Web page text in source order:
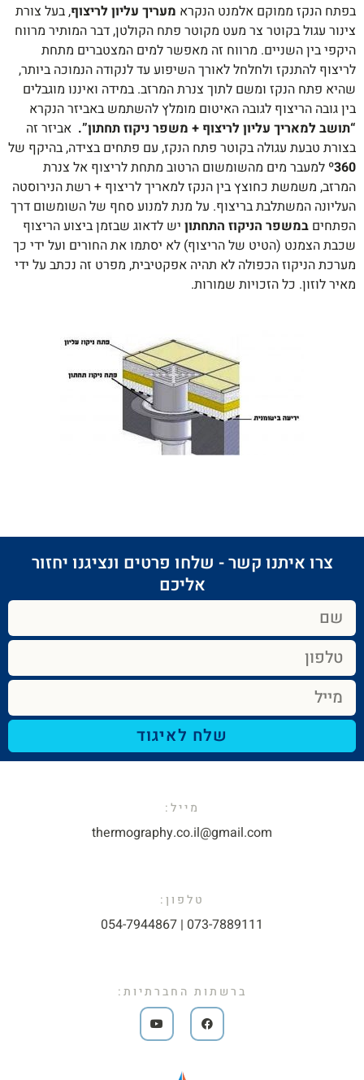
בפתח הנקז ממוקם אלמנט הנקרא מעריך עליון לריצוף, בעל צורת
צינור עגול בקוטר צר מעט מקוטר פתח הקולטן, דבר המותיר מרווח
היקפי בין השניים. מרווח זה מאפשר למים המצטברים מתחת
לריצוף להתנקז ולחלחל לאורך השיפוע עד לנקודה הנמוכה ביותר,
שהיא פתח הנקז ומשם לתוך צנרת המרזב. במידה ואיננו מוגבלים
בין גובה הריצוף לגובה האיטום מומלץ להשתמש באביזר הנקרא
“תושב למאריך עליון לריצוף + משפר ניקוז תחתון”. אביזר זה
בצורת טבעת עגולה בקוטר פתח הנקז, עם פתחים בצידה, בהיקף של
º360 למעבר מים מהשומשום הרטוב מתחת לריצוף אל צנרת
המרזב, משמשת כחוצץ בין הנקז למאריך לריצוף + רשת הנירוסטה
העליונה המשתלבת בריצוף. על מנת למנוע סחף של השומשום דרך
הפתחים במשפר הניקוז התחתוןיש לדאוג שבזמן ביצוע הריצוף
שכבת הצמנט (הטיט של הריצוף) לא יסתמו את החורים ועל ידי כך
מערכת הניקוז הכפולה לא תהיה אפקטיבית, מפרט זה נכתב על ידי
מאיר לוזון. כל הזכויות שמורות.
צרו איתנו קשר - שלחו פרטים ונציגנו יחזור
אליכם​
שלח לאיגוד
מייל:​
thermography.co.il@gmail.com​
טלפון:
073-7889111 | 054-7944867​
ברשתות החברתיות: